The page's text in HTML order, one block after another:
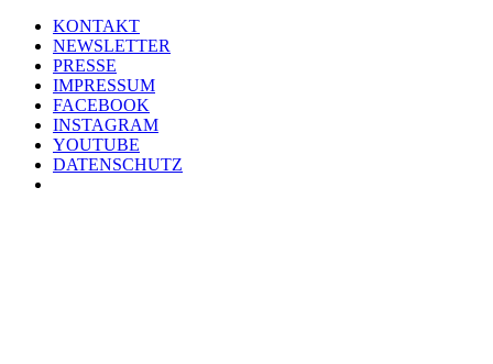
KONTAKT
NEWSLETTER
PRESSE
IMPRESSUM
FACEBOOK
INSTAGRAM
YOUTUBE
DATENSCHUTZ